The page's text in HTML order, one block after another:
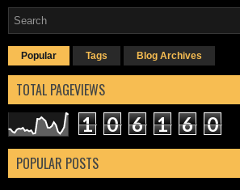
Popular Tags Blog Archives
TOTAL PAGEVIEWS
1 0 6 1 6 0
POPULAR POSTS